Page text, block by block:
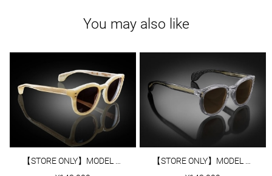
You may also like